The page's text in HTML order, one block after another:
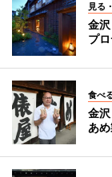
見る
金
プ
食べ
金
あ